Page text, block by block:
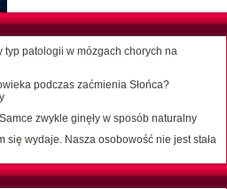
typ patologii w mózgach chorych na
podczas zaćmienia Słońca?
zwykle ginęły w sposób naturalny
się wydaje. Nasza osobowość nie jest stała